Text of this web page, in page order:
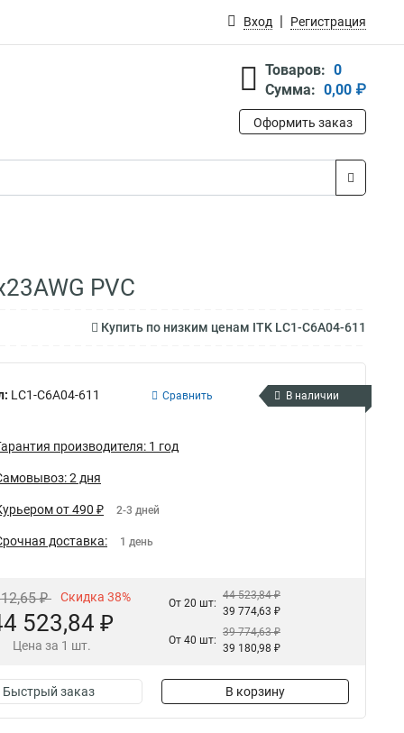
Вход Регистрация
Товаров: 0
Сумма: 0,00 ₽
Оформить заказ
PVC
Купить по низким ценам ITK LC1-C6A04-611
LC1-C6A04-611 Сравнить В наличии
производителя: 1 год
2 дня
от 490 ₽ 2-3 дней
доставка: 1 день
₽ Скидка 38%
523,84 ₽
Цена за 1 шт.
От 20 шт:
44 523,84 ₽
39 774,63 ₽
От 40 шт:
39 774,63 ₽
39 180,98 ₽
Быстрый заказ В корзину